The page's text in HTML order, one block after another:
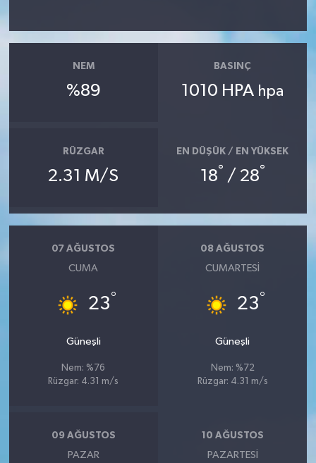
NEM
%89
BASINÇ
1010 HPA hpa
RÜZGAR
2.31 M/S
EN DÜŞÜK / EN YÜKSEK
18° / 28°
07 AĞUSTOS
CUMA
23°
Güneşli
Nem: %76
Rüzgar: 4.31 m/s
08 AĞUSTOS
CUMARTESI
23°
Güneşli
Nem: %72
Rüzgar: 4.31 m/s
09 AĞUSTOS
PAZAR
10 AĞUSTOS
PAZARTESI